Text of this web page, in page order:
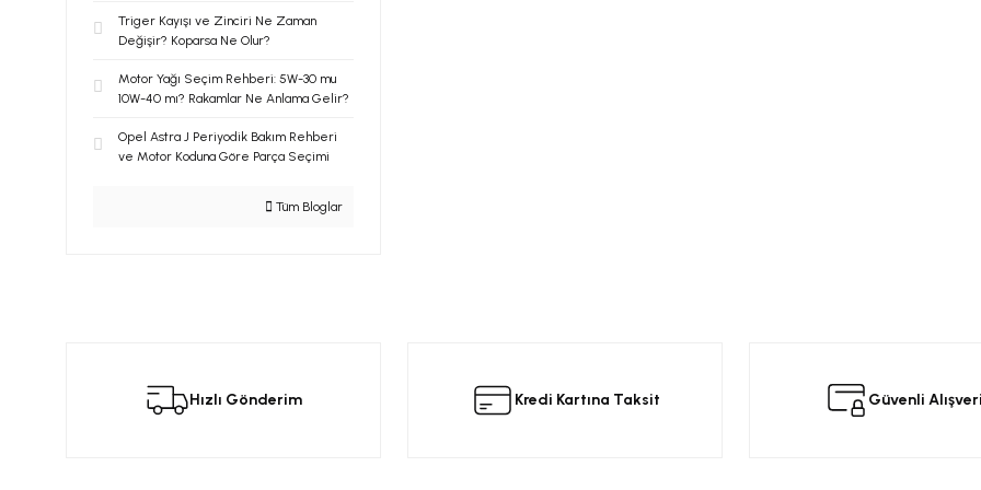
Triger Kayışı ve Zinciri Ne Zaman
Değişir? Koparsa Ne Olur?
Motor Yağı Seçim Rehberi: 5W-30 mu
10W-40 mı? Rakamlar Ne Anlama Gelir?
Opel Astra J Periyodik Bakım Rehberi
ve Motor Koduna Göre Parça Seçimi
Tüm Bloglar
Hızlı Gönderim Kredi Kartına Taksit Güvenli